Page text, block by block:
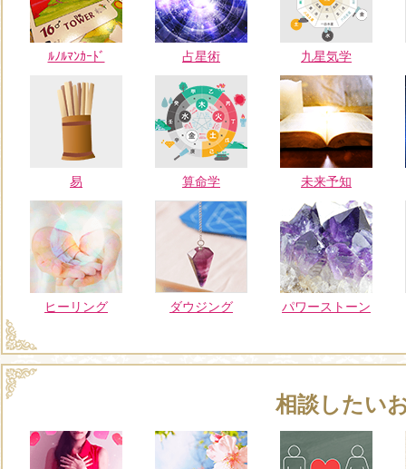
ﾙﾉﾙﾏﾝｶｰﾄﾞ 占星術 九星気学
易 算命学 未来予知
ヒーリング ダウジング パワーストーン
相談したい